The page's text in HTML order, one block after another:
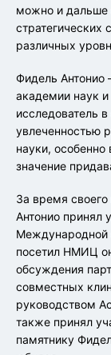
можно и дальше
различных
Фидель Антонио
академии наук и
исследователь
увлеченностью
науки, особенно
значение
За время
Антонио принял
Международной
посетил НМИЦ
обсуждения
совместных
руководством
также принял
памятнику